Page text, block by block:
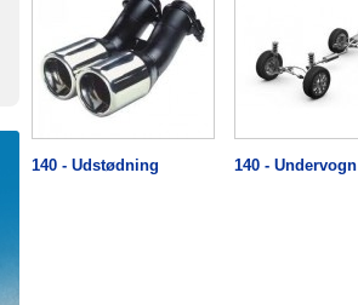
140 - Udstødning 140 - Undervogn